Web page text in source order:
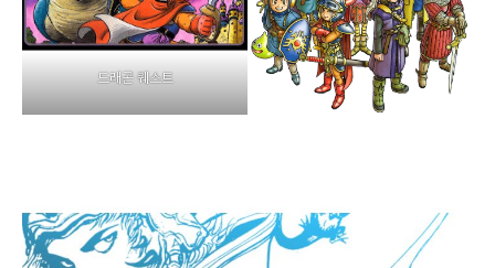
드래곤 퀘스트